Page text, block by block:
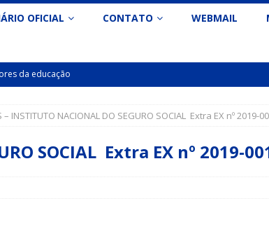
OFICIAL CONTATO WEBMAIL
da educação
de esportes em
INSTITUTO NACIONAL DO SEGURO SOCIAL Extra EX nº 2019-
SOCIAL Extra EX nº 2019-